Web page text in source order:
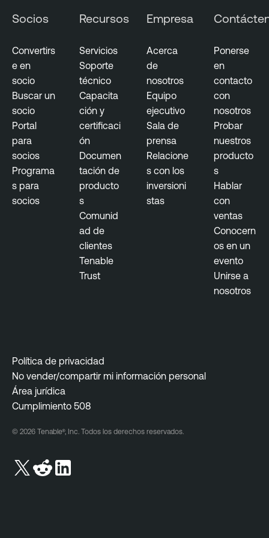
u
i
t
y
Socios
Convertirs
e en
socio
Buscar un
socio
Portal
para
socios
Programa
s para
socios
Recursos
Servicios
Soporte
técnico
Capacita
ción y
certificaci
ón
Documen
tación de
producto
s
Comunid
ad de
clientes
Tenable
Trust
Empresa
Acerca
de
nosotros
Equipo
ejecutivo
Sala de
prensa
Relacione
s con los
inversioni
stas
Ponerse
en
contacto
con
nosotros
Probar
nuestros
producto
s
Hablar
con
ventas
Conocern
os en un
evento
Unirse a
nosotros
Política de privacidad
No vender/compartir mi información personal
Área jurídica
Cumplimiento 508
© 2026 Tenable®, Inc. Todos los derechos reservados.